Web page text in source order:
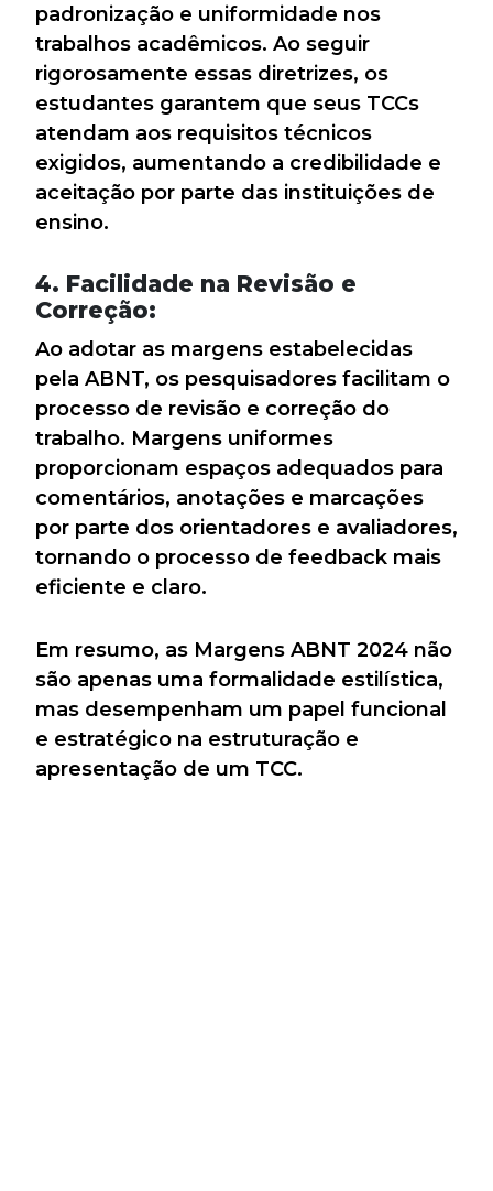
padronização e uniformidade nos
trabalhos acadêmicos. Ao seguir
rigorosamente essas diretrizes, os
estudantes garantem que seus TCCs
atendam aos requisitos técnicos
exigidos, aumentando a credibilidade e
aceitação por parte das instituições de
ensino.
4. Facilidade na Revisão e
Correção:
Ao adotar as margens estabelecidas
pela ABNT, os pesquisadores facilitam o
processo de revisão e correção do
trabalho. Margens uniformes
proporcionam espaços adequados para
comentários, anotações e marcações
por parte dos orientadores e avaliadores,
tornando o processo de feedback mais
eficiente e claro.
Em resumo, as Margens ABNT 2024 não
são apenas uma formalidade estilística,
mas desempenham um papel funcional
e estratégico na estruturação e
apresentação de um TCC.